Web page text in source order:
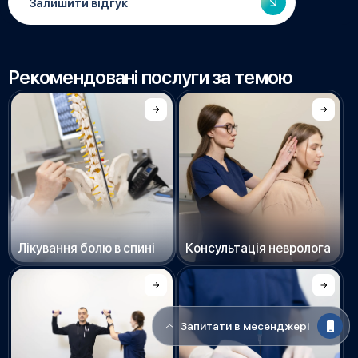
Залишити відгук
Рекомендовані послуги за темою
Лікування болю в спині Консультація невролога
Запитати в месенджері